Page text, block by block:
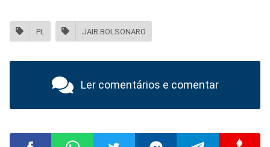
PL JAIR BOLSONARO
Ler comentários e comentar